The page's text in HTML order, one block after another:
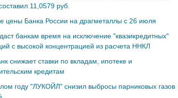
11,0579 руб.
цены Банка России на драгметаллы с 26 июля
банкам время на исключение "квазикредитных"
с высокой концентрацией из расчета ННКЛ
снижает ставки по вкладам, ипотеке и
кредитам
году "ЛУКОЙЛ" снизил выбросы парниковых газов